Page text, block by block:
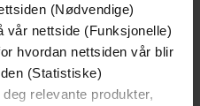
(Nødvendige)
vår nettside (Funksjonelle)
hvordan nettsiden vår blir
(Statistiske)
relevante produkter,
349,-
Utskudd
Jørn Lier Horst